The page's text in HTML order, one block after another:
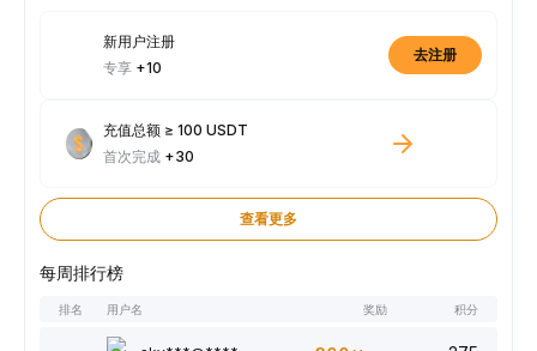
新用户注册
专享 +10
去注册
充值总额 ≥ 100 USDT
首次完成 +30
查看更多
每周排行榜
排名 用户名 奖励 积分